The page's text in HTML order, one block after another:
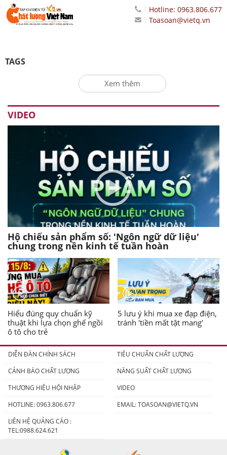
Hotline: 0963.806.677
Toasoan@vietq.vn
TAGS
Xem thêm
VIDEO
Hộ chiếu sản phẩm số: 'Ngôn ngữ dữ liệu'
chung trong nền kinh tế tuần hoàn
Hiểu đúng quy chuẩn kỹ
thuật khi lựa chọn ghế ngồi
ô tô cho trẻ
5 lưu ý khi mua xe đạp điện,
tránh 'tiền mất tật mang'
DIỄN ĐÀN CHÍNH SÁCH
TIÊU CHUẨN CHẤT LƯỢNG
CẢNH BÁO CHẤT LƯỢNG
NĂNG SUẤT CHẤT LƯỢNG
THƯƠNG HIỆU HỘI NHẬP
VIDEO
HOTLINE: 0963.806.677
EMAIL:TOASOAN@VIETQ.VN
LIÊN HỆ QUẢNG CÁO :
TEL:0988.624.621